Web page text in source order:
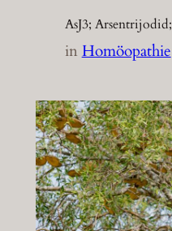
AsJ3;
inHomöopathie